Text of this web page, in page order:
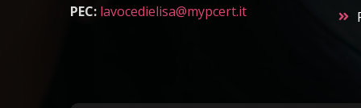
PEC: lavocedielisa@mypcert.it